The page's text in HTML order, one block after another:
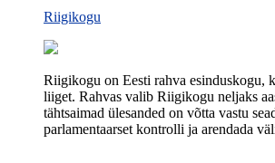
Riigikogu
Riigikogu on Eesti rahva esinduskogu,
liiget. Rahvas valib Riigikogu neljaks
tähtsaimad ülesanded on võtta vastu
parlamentaarset kontrolli ja arendada